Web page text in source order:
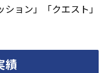
ョン」「クエスト」
績